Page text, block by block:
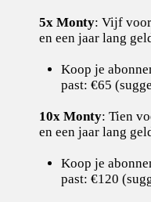
5x Monty: Vijf
en een jaar lang
Koop je
past: €65
10x Monty: Tien
en een jaar lang
Koop je
past: €120